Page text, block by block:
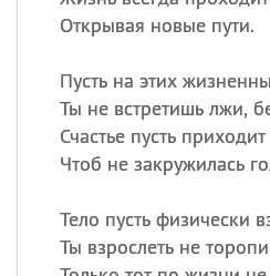
Открывая новые пути.
Пусть на этих
Ты не встретишь лжи,
Счастье пусть
Чтоб не закружилась
Тело пусть физически
Ты взрослеть не